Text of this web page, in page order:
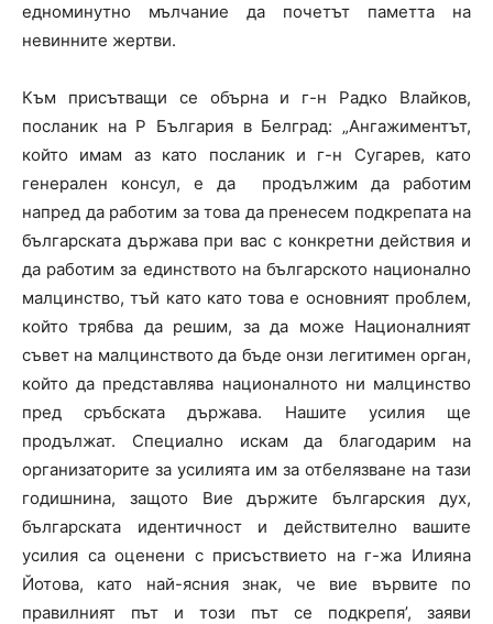
едноминутно мълчание да почетът паметта на
невинните жертви.
Към присътващи се обърна и г-н Радко Влайков,
посланик на Р България в Белград: „Ангажиментът,
който имам аз като посланик и г-н Сугарев, като
генерален консул, е да продължим да работим
напред да работим за това да пренесем подкрепата на
българската държава при вас с конкретни действия и
да работим за единството на българското национално
малцинство, тъй като като това е основният проблем,
който трябва да решим, за да може Националният
съвет на малцинството да бъде онзи легитимен орган,
който да представлява националното ни малцинство
пред сръбската държава. Нашите усилия ще
продължат. Специално искам да благодарим на
организаторите за усилията им за отбелязване на тази
годишнина, защото Вие държите българския дух,
българската идентичност и действително вашите
усилия са оценени с присъствието на г-жа Илияна
Йотова, като най-ясния знак, че вие вървите по
правилният път и този път се подкрепя’, заяви